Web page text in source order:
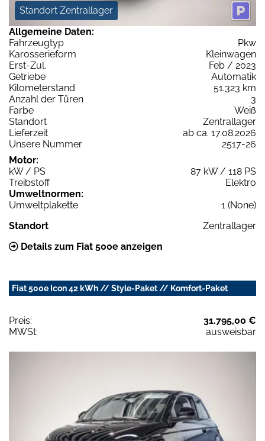
Standort Zentrallager
Allgemeine Daten:
Fahrzeugtyp
Pkw
Karosserieform
Kleinwagen
Erst-Zul.
Feb / 2023
Getriebe
Automatik
Kilometerstand
51.323 km
Anzahl der Türen
3
Farbe
Weiß
Standort
Zentrallager
Lieferzeit
ab ca. 17.08.2026
Unsere Nummer
2517-26
Motor:
kW / PS
87 kW / 118 PS
Treibstoff
Elektro
Umweltnormen:
Umweltplakette
1 (None)
Standort
Zentrallager
Details zum Fiat 500e anzeigen
Fiat 500e Icon 42 kWh // Style-Paket // Komfort-Paket
Preis:
31.795,00 €
MWSt:
ausweisbar